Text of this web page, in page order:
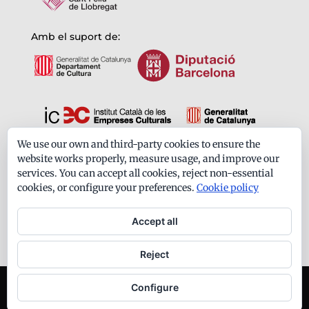
Amb el suport de:
Formem part de:
Ateneu Santfeliuenc - Tots els drets reservats -
Avís legal-Política de privacitat
We use our own and third-party cookies to ensure the
website works properly, measure usage, and improve our
services. You can accept all cookies, reject non-essential
cookies, or configure your preferences. Cookie policy
Accept all
Reject
Configure